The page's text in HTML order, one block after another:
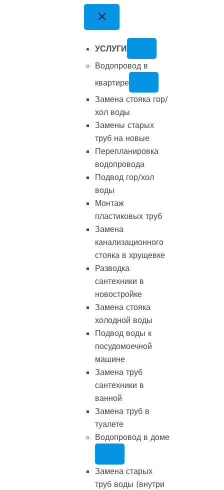
УСЛУГИ
Водопровод в
квартире
Замена стояка гор/
хол воды
Замены старых
труб на новые
Перепланировка
водопровода
Подвод гор/хол
воды
Монтаж
пластиковых труб
Замена
канализационного
стояка в хрущевке
Разводка
сантехники в
новостройке
Замена стояка
холодной воды
Подвод воды к
посудомоечной
машине
Замена труб
сантехники в
ванной
Замена труб в
туалете
Водопровод в доме
Замена старых
труб воды (внутри